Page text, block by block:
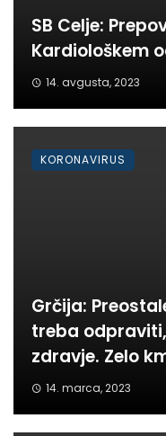
SB Celje:
Kardiološkem
14. avgusta, 2023
Grčija:
treba
zdravje. Zelo
14. marca, 2023
KORONAVIRUS